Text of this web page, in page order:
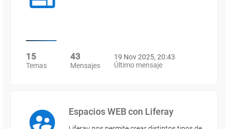
15
Temas
43
Mensajes
19 Nov 2025, 20:43
Último mensaje
Espacios WEB con Liferay